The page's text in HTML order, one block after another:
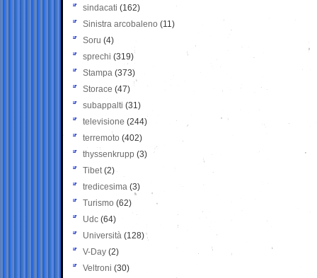
sindacati (162)
Sinistra arcobaleno (11)
Soru (4)
sprechi (319)
Stampa (373)
Storace (47)
subappalti (31)
televisione(244)
terremoto (402)
thyssenkrupp (3)
Tibet(2)
tredicesima (3)
Turismo (62)
Udc (64)
Università (128)
V-Day (2)
Veltroni (30)